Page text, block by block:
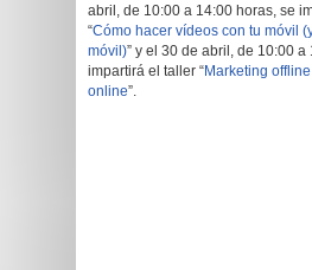
abril, de 10:00 a 14:00 horas, se
“Cómo hacer vídeos con tu móvil
móvil)” y el 30 de abril, de 10:00 a
impartirá el taller “Marketing
online”.